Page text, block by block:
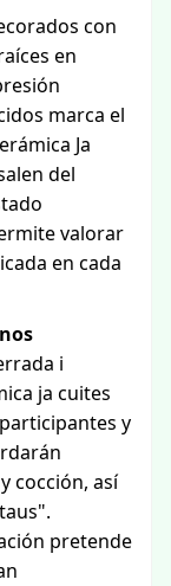
con
en
marca el
Ja
del
valorar
en cada
i
ja cuites
y
cocción, así
pretende